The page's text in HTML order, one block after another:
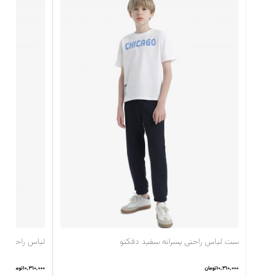
ست لباس راحتی پسرانه سفید دفکتو
۱۰,۳۱۰,۰۰۰تومان
لباس راحتی
۱۰,۳۱۰,۰۰۰تومان